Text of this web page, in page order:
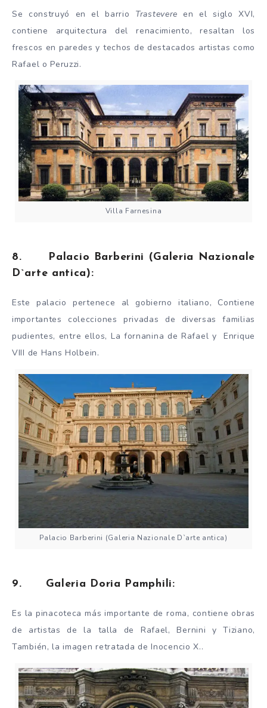
Se construyó en el barrio Trastevere en el siglo XVI,
contiene arquitectura del renacimiento, resaltan los
frescos en paredes y techos de destacados artistas como
Rafael o Peruzzi.
Villa Farnesina
8. Palacio Barberini (Galeria Nazionale
D`arte antica):
Este palacio pertenece al gobierno italiano, Contiene
importantes colecciones privadas de diversas familias
pudientes, entre ellos, La fornanina de Rafael y Enrique
VIII de Hans Holbein.
Palacio Barberini (Galeria Nazionale D`arte antica)
9. Galeria Doria Pamphili:
Es la pinacoteca más importante de roma, contiene obras
de artistas de la talla de Rafael, Bernini y Tiziano,
También, la imagen retratada de Inocencio X..